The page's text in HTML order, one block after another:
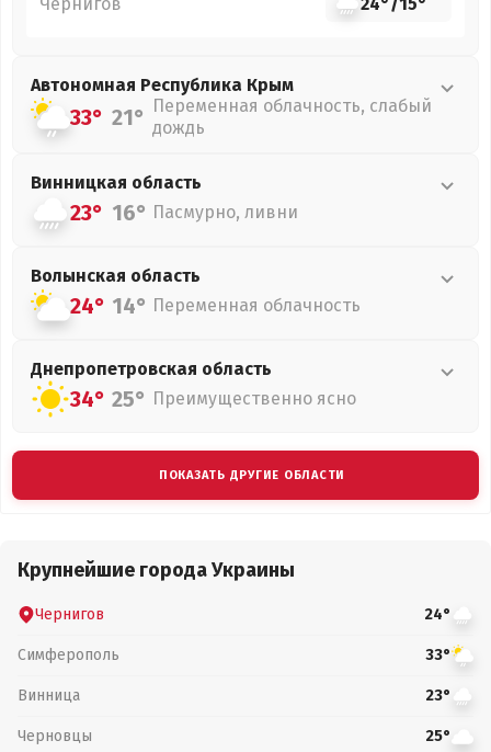
Автономная Республика Крым
33° 21° Переменная облачность, слабый
дождь
Винницкая область
23° 16° Пасмурно, ливни
Волынская область
24° 14° Переменная облачность
Днепропетровская область
34° 25° Преимущественно ясно
ПОКАЗАТЬ ДРУГИЕ ОБЛАСТИ
Крупнейшие города Украины
Чернигов 24°
Симферополь 33°
Винница 23°
Черновцы 25°